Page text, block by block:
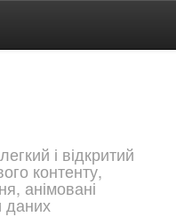
і відкритий
контенту,
анімовані
даних